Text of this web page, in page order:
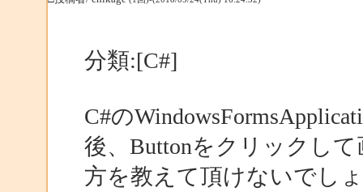
分類:[C#]
C#の
後、Buttonをクリックし
方を教えて頂けないでし